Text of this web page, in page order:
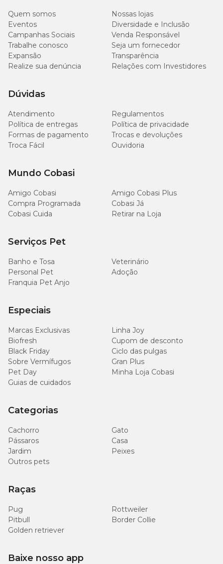
Quem somos
Nossas lojas
Eventos
Diversidade e Inclusão
Campanhas Sociais
Venda Responsável
Trabalhe conosco
Seja um fornecedor
Expansão
Transparência
Realize sua denúncia
Relações com Investidores
Dúvidas
Atendimento
Regulamentos
Política de entregas
Política de privacidade
Formas de pagamento
Trocas e devoluções
Troca Fácil
Ouvidoria
Mundo Cobasi
Amigo Cobasi
Amigo Cobasi Plus
Compra Programada
Cobasi Já
Cobasi Cuida
Retirar na Loja
Serviços Pet
Banho e Tosa
Veterinário
Personal Pet
Adoção
Franquia Pet Anjo
Especiais
Marcas Exclusivas
Linha Joy
Biofresh
Cupom de desconto
Black Friday
Ciclo das pulgas
Sobre Vermífugos
Gran Plus
Pet Day
Minha Loja Cobasi
Guias de cuidados
Categorias
Cachorro
Gato
Pássaros
Casa
Jardim
Peixes
Outros pets
Raças
Pug
Rottweiler
Pitbull
Border Collie
Golden retriever
Baixe nosso app